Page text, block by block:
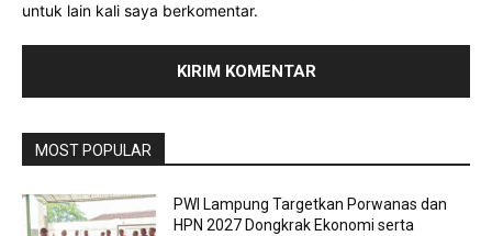
untuk lain kali saya berkomentar.
MOST POPULAR
PWI Lampung Targetkan Porwanas dan
HPN 2027 Dongkrak Ekonomi serta